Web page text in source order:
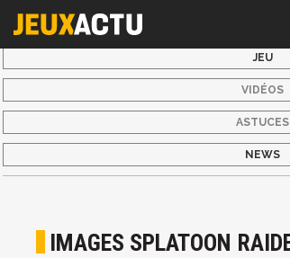
JEU
VIDÉOS
ASTUCES
NEWS
IMAGES SPLATOON